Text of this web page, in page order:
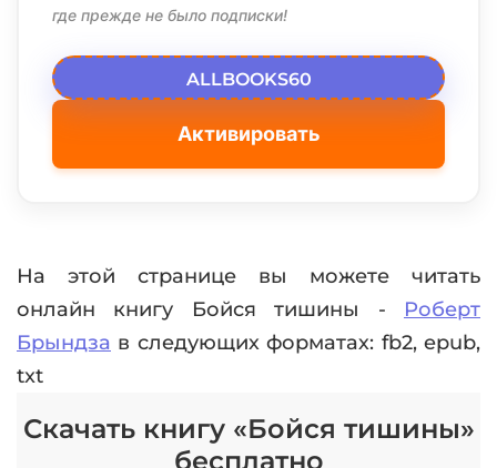
где прежде не было подписки!
ALLBOOKS60
Активировать
На этой странице вы можете читать
онлайн книгу Бойся тишины - Роберт
Брындза в следующих форматах: fb2, epub,
txt
Скачать книгу «Бойся тишины»
бесплатно